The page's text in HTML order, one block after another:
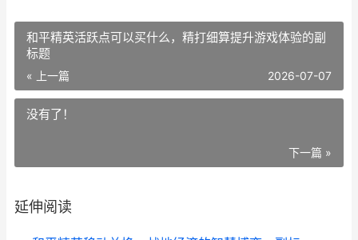
和平精英活跃点可以买什么，精打细算提升游戏体验的副
标题
« 上一篇 2026-07-07
没有了！
下一篇 »
延伸阅读